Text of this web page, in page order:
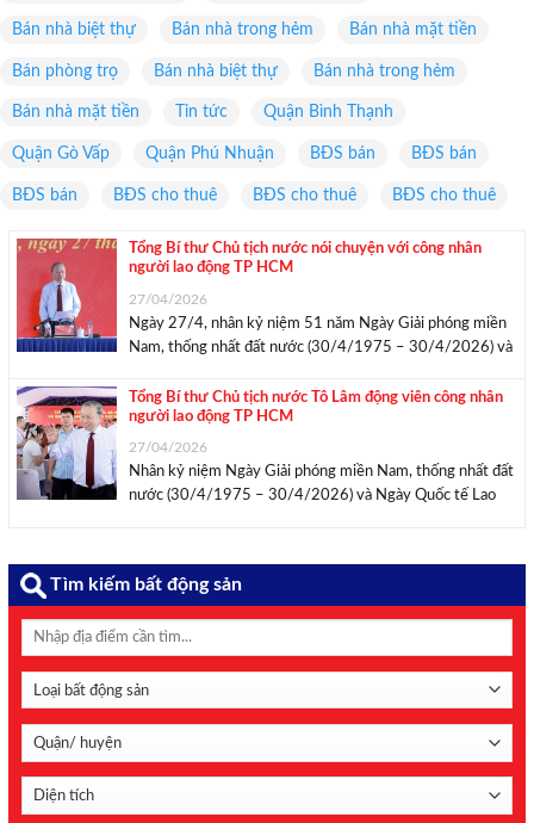
Bán nhà biệt thự Bán nhà trong hẻm Bán nhà mặt tiền
Bán phòng trọ Bán nhà biệt thự Bán nhà trong hẻm
Bán nhà mặt tiền Tin tức Quận Bình Thạnh
Quận Gò Vấp Quận Phú Nhuận BĐS bán BĐS bán
BĐS bán BĐS cho thuê BĐS cho thuê BĐS cho thuê
Tổng Bí thư Chủ tịch nước nói chuyện với công nhân
người lao động TP HCM
27/04/2026
Ngày 27/4, nhân kỷ niệm 51 năm Ngày Giải phóng miền
Nam, thống nhất đất nước (30/4/1975 – 30/4/2026) và
Tô Lâm đã đến thăm, gặp gỡ, trò chuyện với công nhân,
người ...
Tổng Bí thư Chủ tịch nước Tô Lâm động viên công nhân
người lao động TP HCM
27/04/2026
Nhân kỷ niệm Ngày Giải phóng miền Nam, thống nhất đất
nước (30/4/1975 – 30/4/2026) và Ngày Quốc tế Lao
công ...
Tìm kiếm bất động sản